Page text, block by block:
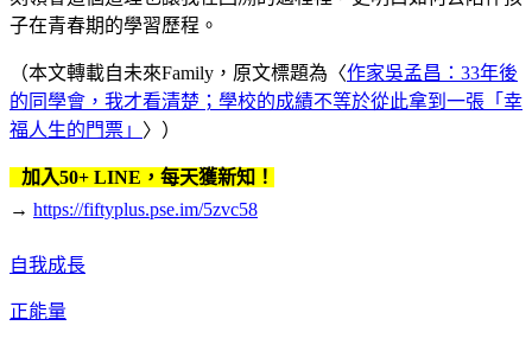
子在青春期的學習歷程。
（本文轉載自未來Family，原文標題為〈作家吳孟昌：33年後
的同學會，我才看清楚；學校的成績不等於從此拿到一張「幸
福人生的門票」 〉）
加入50+ LINE，每天獲新知！
→ https://fiftyplus.pse.im/5zvc58
自我成長
正能量